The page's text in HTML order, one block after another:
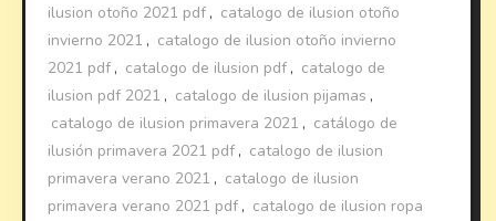
ilusion otoño 2021 pdf , catalogo de ilusion otoño
invierno 2021 , catalogo de ilusion otoño invierno
2021 pdf , catalogo de ilusion pdf , catalogo de
ilusion pdf 2021 , catalogo de ilusion pijamas ,
catalogo de ilusion primavera 2021 , catálogo de
ilusión primavera 2021 pdf , catalogo de ilusion
primavera verano 2021 , catalogo de ilusion
primavera verano 2021 pdf , catalogo de ilusion ropa